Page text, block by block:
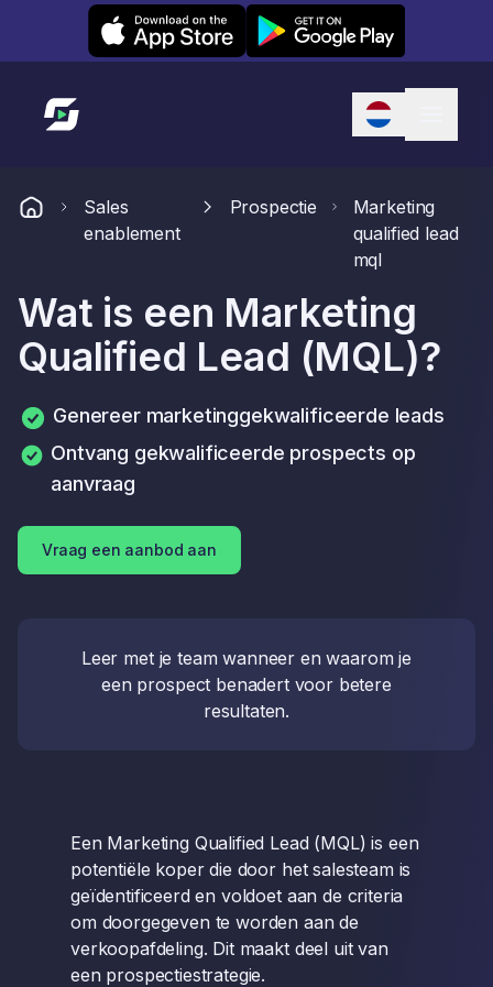
Leexi on iOS Leexi on Android
Link naar startpagina
Sales
enablement
Prospectie
Marketing
qualified lead
mql
Wat is een Marketing
Qualified Lead (MQL)?
Genereer marketinggekwalificeerde leads
Ontvang gekwalificeerde prospects op
aanvraag
Vraag een aanbod aan
Leer met je team wanneer en waarom je
een prospect benadert voor betere
resultaten.
Een Marketing Qualified Lead (MQL) is een
potentiële koper die door het salesteam is
geïdentificeerd en voldoet aan de criteria
om doorgegeven te worden aan de
verkoopafdeling. Dit maakt deel uit van
een prospectiestrategie.